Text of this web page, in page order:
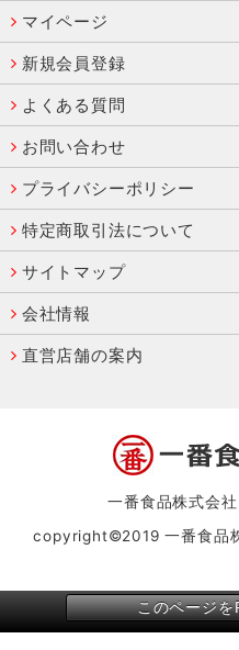
マイページ
新規会員登録
よくある質問
お問い合わせ
プライバシーポリシー
特定商取引法について
サイトマップ
会社情報
直営店舗の案内
一番食品株式会
copyright©2019 一番食品
このページ